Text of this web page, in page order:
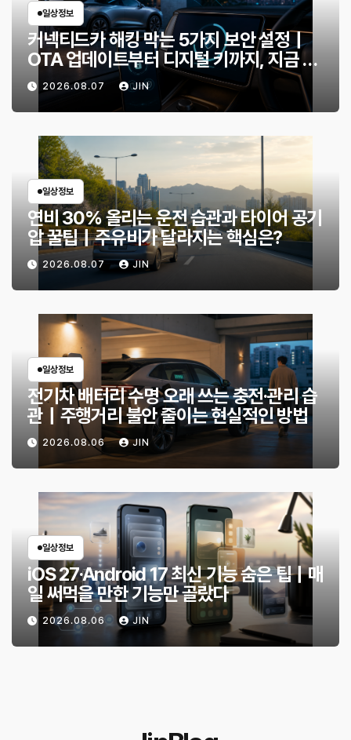
일상정보
커넥티드카 해킹 막는 5가지 보안 설정｜
OTA 업데이트부터 디지털 키까지, 지금 확
인할 것은?
2026.08.07 JIN
일상정보
연비 30% 올리는 운전 습관과 타이어 공기
압 꿀팁｜주유비가 달라지는 핵심은?
2026.08.07 JIN
일상정보
전기차 배터리 수명 오래 쓰는 충전·관리 습
관｜주행거리 불안 줄이는 현실적인 방법
2026.08.06 JIN
일상정보
iOS 27·Android 17 최신 기능 숨은 팁｜매
일 써먹을 만한 기능만 골랐다
2026.08.06 JIN